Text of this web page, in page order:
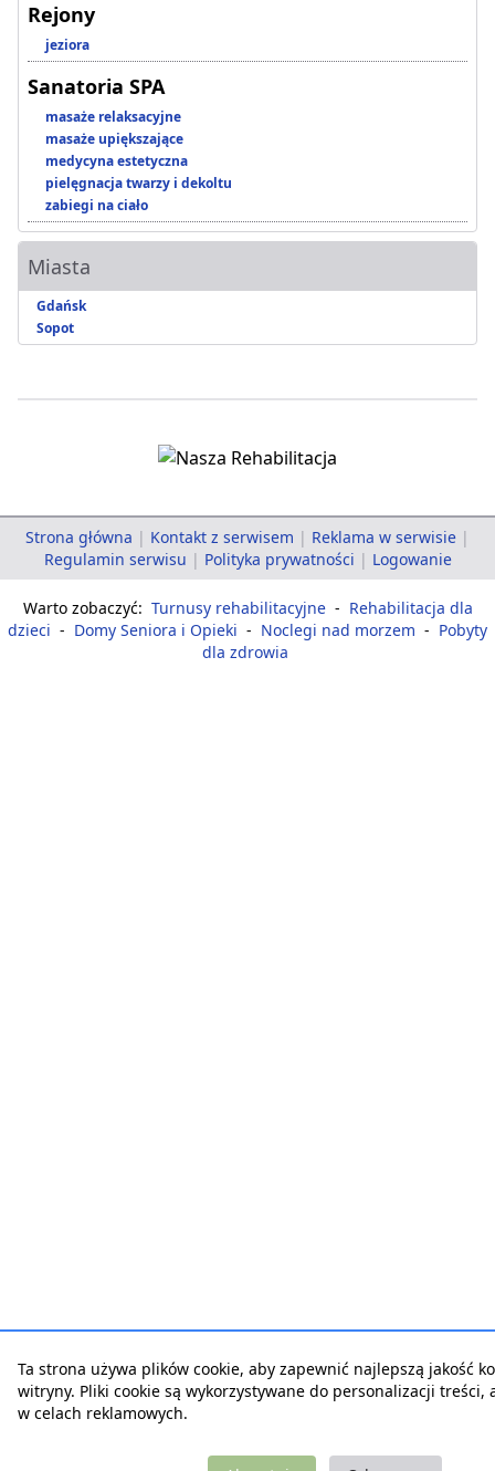
Rejony
jeziora
Sanatoria SPA
masaże relaksacyjne
masaże upiększające
medycyna estetyczna
pielęgnacja twarzy i dekoltu
zabiegi na ciało
Miasta
Gdańsk
Sopot
Strona główna | Kontakt z serwisem | Reklama w serwisie |
Regulamin serwisu | Polityka prywatności | Logowanie
Warto zobaczyć: Turnusy rehabilitacyjne - Rehabilitacja dla
dzieci - Domy Seniora i Opieki - Noclegi nad morzem - Pobyty
dla zdrowia
Ta strona używa plików cookie, aby zapewnić najlepszą jakość
witryny. Pliki cookie są wykorzystywane do personalizacji treści,
w celach reklamowych.